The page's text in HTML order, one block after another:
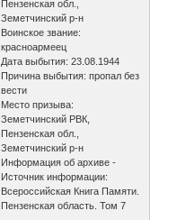
Пензенская обл.,
Земетчинский р-н
Воинское звание:
красноармеец
Дата выбытия: 23.08.1944
Причина выбытия: пропал без
вести
Место призыва:
Земетчинский РВК,
Пензенская обл.,
Земетчинский р-н
Информация об архиве -
Источник информации:
Всероссийская Книга Памяти.
Пензенская область. Том 7